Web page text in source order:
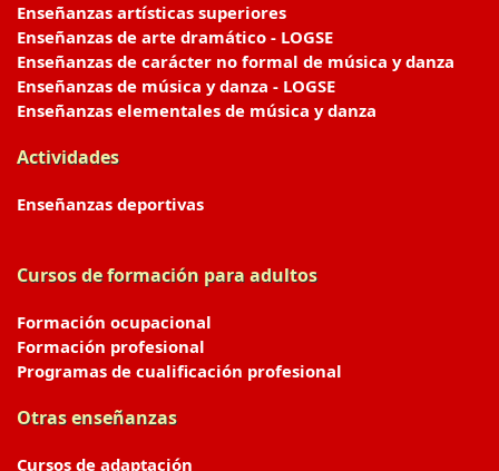
Enseñanzas artísticas superiores
Enseñanzas de arte dramático - LOGSE
Enseñanzas de carácter no formal de música y danza
Enseñanzas de música y danza - LOGSE
Enseñanzas elementales de música y danza
Actividades
Enseñanzas deportivas
Cursos de formación para adultos
Formación ocupacional
Formación profesional
Programas de cualificación profesional
Otras enseñanzas
Cursos de adaptación